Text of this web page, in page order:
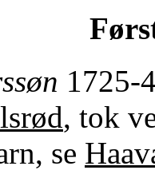
1725-
, tok
se